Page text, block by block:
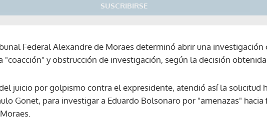
SUSCRIBIRSE
Federal Alexandre de Moraes determinó abrir una investigación
y obstrucción de investigación, según la decisión obtenida
juicio por golpismo contra el expresidente, atendió así la solicitud
Gonet, para investigar a Eduardo Bolsonaro por "amenazas" hacia